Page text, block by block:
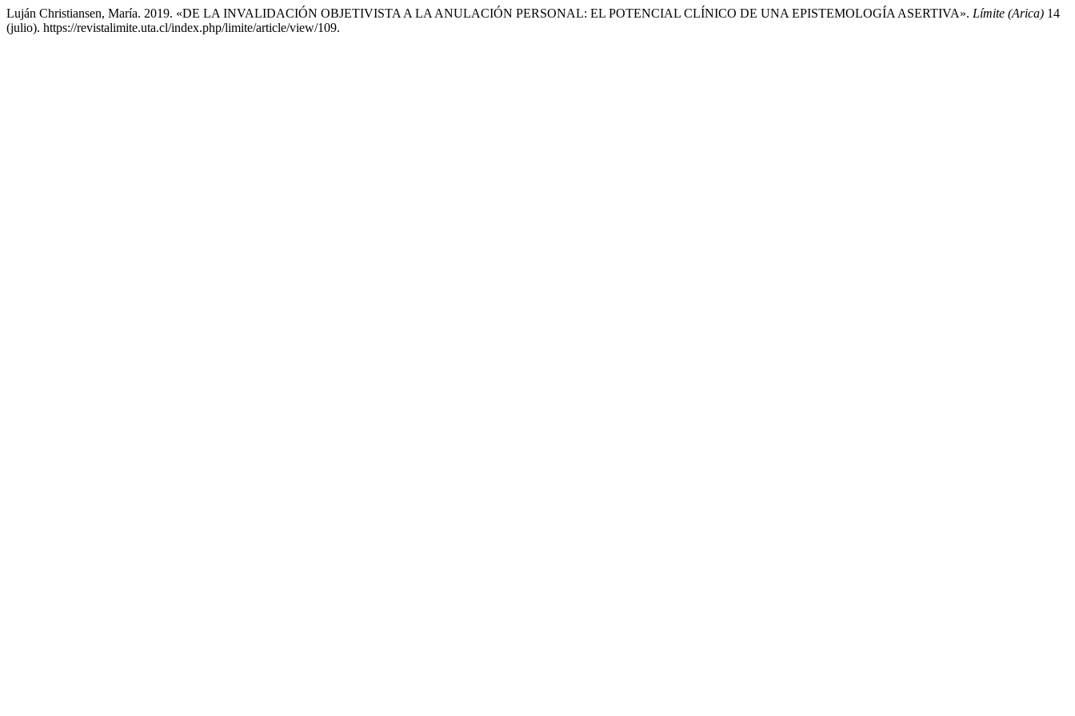
Luján Christiansen, María. 2019. «DE LA INVALIDACIÓN OBJETIVISTA A LA ANULACIÓN PERSONAL: EL POTENCIAL CLÍNICO DE UNA EPISTEMOLOGÍA ASERTIVA». Límite (Arica) 14
(julio). https://revistalimite.uta.cl/index.php/limite/article/view/109.